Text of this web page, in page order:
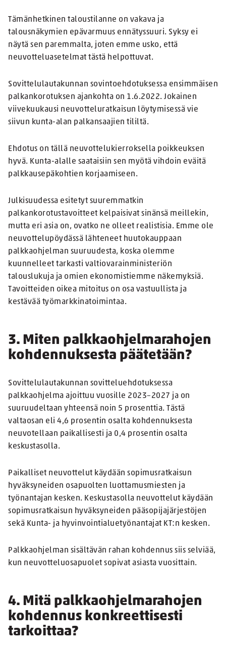
Tämänhetkinen taloustilanne on vakava ja
talousnäkymien epävarmuus ennätyssuuri. Syksy ei
näytä sen paremmalta, joten emme usko, että
neuvotteluasetelmat tästä helpottuvat.
Sovittelulautakunnan sovintoehdotuksessa ensimmäisen
palkankorotuksen ajankohta on 1.6.2022. Jokainen
viivekuukausi neuvotteluratkaisun löytymisessä vie
siivun kunta-alan palkansaajien tililtä.
Ehdotus on tällä neuvottelukierroksella poikkeuksen
hyvä. Kunta-alalle saataisiin sen myötä vihdoin eväitä
palkkausepäkohtien korjaamiseen.
Julkisuudessa esitetyt suuremmatkin
palkankorotustavoitteet kelpaisivat sinänsä meillekin,
mutta eri asia on, ovatko ne olleet realistisia. Emme ole
neuvottelupöydässä lähteneet huutokauppaan
palkkaohjelman suuruudesta, koska olemme
kuunnelleet tarkasti valtiovarainministeriön
talouslukuja ja omien ekonomistiemme näkemyksiä.
Tavoitteiden oikea mitoitus on osa vastuullista ja
kestävää työmarkkinatoimintaa.
3. Miten palkkaohjelmarahojen
kohdennuksesta päätetään?
Sovittelulautakunnan sovitteluehdotuksessa
palkkaohjelma ajoittuu vuosille 2023–2027 ja on
suuruudeltaan yhteensä noin 5 prosenttia. Tästä
valtaosan eli 4,6 prosentin osalta kohdennuksesta
neuvotellaan paikallisesti ja 0,4 prosentin osalta
keskustasolla.
Paikalliset neuvottelut käydään sopimusratkaisun
hyväksyneiden osapuolten luottamusmiesten ja
työnantajan kesken. Keskustasolla neuvottelut käydään
sopimusratkaisun hyväksyneiden pääsopijajärjestöjen
sekä Kunta- ja hyvinvointialuetyönantajat KT:n kesken.
Palkkaohjelman sisältävän rahan kohdennus siis selviää,
kun neuvotteluosapuolet sopivat asiasta vuosittain.
4. Mitä palkkaohjelmarahojen
kohdennus konkreettisesti
tarkoittaa?